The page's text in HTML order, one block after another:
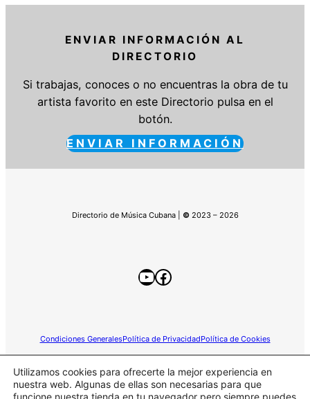
ENVIAR INFORMACIÓN AL
DIRECTORIO
Si trabajas, conoces o no encuentras la obra de tu
artista favorito en este Directorio pulsa en el
botón.
ENVIAR INFORMACIÓN
Directorio de Música Cubana | © 2023 – 2026
YouTube
Facebook
Condiciones GeneralesPolítica de PrivacidadPolítica de Cookies
Utilizamos cookies para ofrecerte la mejor experiencia en
nuestra web. Algunas de ellas son necesarias para que
funcione nuestra tienda en tu navegador pero siempre puedes